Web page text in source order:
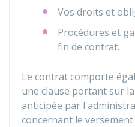
Vos droits et
Procédures et
fin de contrat.
Le contrat comporte
une clause portant sur
anticipée par
concernant le